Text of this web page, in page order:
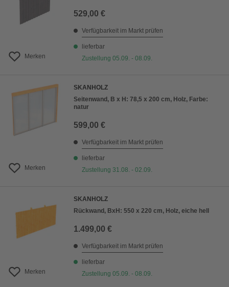
Merken
529,00 €
Verfügbarkeit im Markt prüfen
lieferbar
Zustellung 05.09. - 08.09.
Merken
SKANHOLZ
Seitenwand, B x H: 78,5 x 200 cm, Holz, Farbe:
natur
599,00 €
Verfügbarkeit im Markt prüfen
lieferbar
Zustellung 31.08. - 02.09.
Merken
SKANHOLZ
Rückwand, BxH: 550 x 220 cm, Holz, eiche hell
1.499,00 €
Verfügbarkeit im Markt prüfen
lieferbar
Zustellung 05.09. - 08.09.